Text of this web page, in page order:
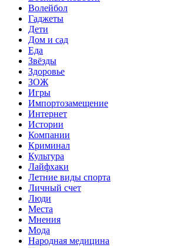
Волейбол
Гаджеты
Дети
Дом и сад
Еда
Звёзды
Здоровье
ЗОЖ
Игры
Импортозамещение
Интернет
Истории
Компании
Криминал
Культура
Лайфхаки
Летние виды спорта
Личный счет
Люди
Места
Мнения
Мода
Народная медицина